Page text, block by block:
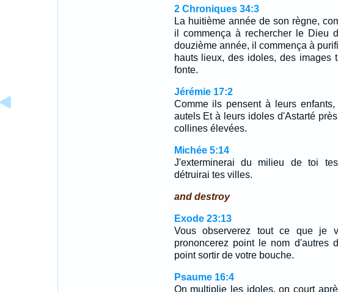
2 Chroniques 34:3
La huitième année de son règne,
il commença à rechercher le Dieu
douzième année, il commença à
hauts lieux, des idoles, des images
fonte.
Jérémie 17:2
Comme ils pensent à leurs
autels Et à leurs idoles d'Astarté
collines élevées.
Michée 5:14
J'exterminerai du milieu de toi
détruirai tes villes.
and destroy
Exode 23:13
Vous observerez tout ce que je
prononcerez point le nom d'autres
point sortir de votre bouche.
Psaume 16:4
On multiplie les idoles, on court